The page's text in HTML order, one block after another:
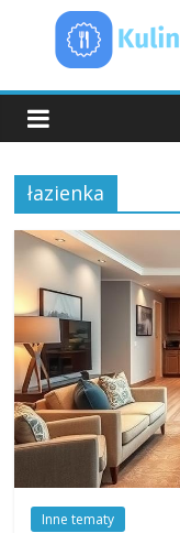
content
łazienka
Inne tematy